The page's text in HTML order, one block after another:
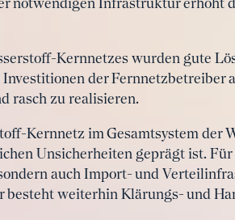
notwendigen Infrastruktur erhöht
Kernnetzes wurden gute
der Fernnetzbetreiber
rasch zu realisieren.
Kernnetz im Gesamtsystem
Unsicherheiten geprägt ist.
auch Import- und
besteht weiterhin Klärungs- und